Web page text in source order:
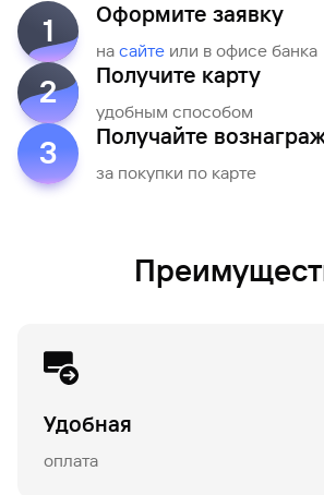
1 Оформите заявку
на сайте или в офисе банка
2 Получите карту
удобным способом
3 Получайте
за покупки по карте
Удобная
оплата